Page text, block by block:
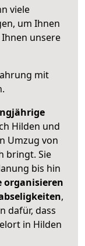
viele
um Ihnen
unsere
mit
.
Hilden und
Umzug von
bringt. Sie
bis hin
organisieren
,
dafür, dass
in Hilden